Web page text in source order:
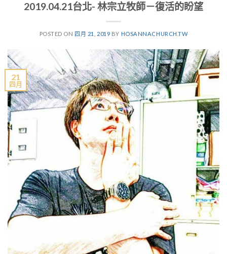
2019.04.21台北- 林宗立牧師－復活的盼望
POSTED ON 四月 21, 2019 BY HOSANNACHURCH.TW
21
四月